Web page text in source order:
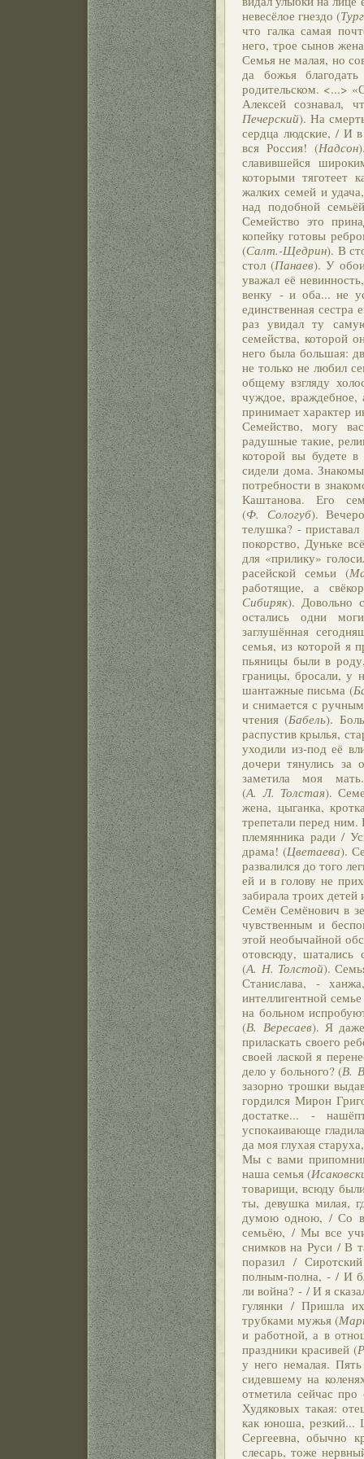
невесёлое гнездо (
что галка самая
него, трое сынов
Семья не малая, но
да божья
родительском. <...>
Алексей сознавал,
Печерский). На
сердца людские, / И
вся Россия! (Надсон
славившейся
которыми тяготеет
жалких семей и
над подобной
Семейство это
копейку готовы
(Салт.-Щедрин). В
стол (Панаев). У
уважал её
венку - и оба... не
единственная
раз увидал ту
семейства, которой
него была большая:
не только не любил
общему взгляду
чуждое,
принимает характер
Семейство, могу
радушные такие,
которой вы будете в
сидели дома.
потребности в
Каштанова. Его
(Ф. Сологуб).
телушка? -
покорство, Дуньке
для «прилику»
расейской семьи (
работящие, а
Сибиряк). Довольно
остались одни
заглушённая
семья, из которой я
пьяницы были в
границы, бросали, у
шантажные письма (
и снимается с
чтения (Бабель).
распустив крылья,
уходили из-под её
дочери тянулись за
заметила моя
(А. Л. Толстая).
жена, цыганка,
трепетали перед
племянника ради /
драма! (Цветаева).
развалился до того
ей и в голову не
забирала троих
Семён Семёнович в
чувственным и
этой необычайной
отовсюду, шатались
(А. Н. Толстой).
Станислава, -
интеллигентной
на больном
(В. Вересаев). Я
приласкать своего
своей лаской я
дело у больного? (В.
зазорно трошки
гордился Мирон
достатке... -
успокаивающе
да моя глухая
Мы с вами
наша семья (
товарищи, всюду
ты, девушка милая,
думою одною, / Со
семьёю, / Мы все
снимков на Руси / В
поразил /
полным-полна, - / И
ли война? - / И я
гулянки / Пришла
трубками мужья (
и работной, а в
праздники красивей (
у него немалая.
сидевшему на
отметила сейчас
Худяковых такая:
как юноша, резкий...
Сергеевна, обычно
слесарь, тоже